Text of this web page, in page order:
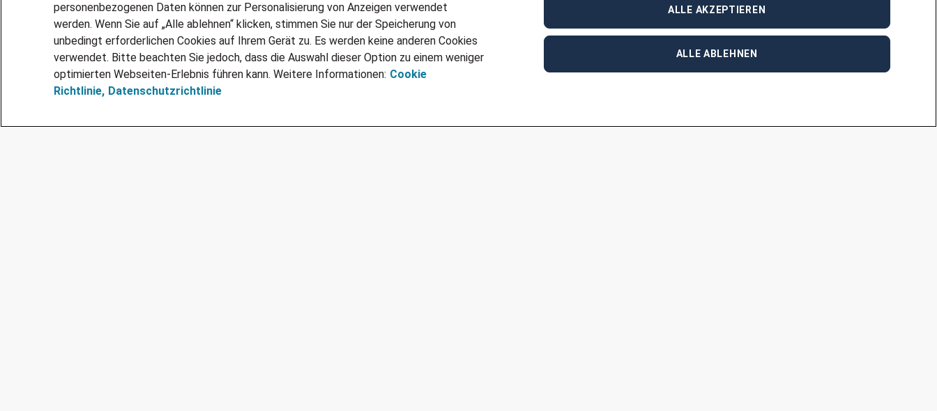
personenbezogenen Daten können zur Personalisierung von Anzeigen verwendet
werden. Wenn Sie auf „Alle ablehnen“ klicken, stimmen Sie nur der Speicherung von
unbedingt erforderlichen Cookies auf Ihrem Gerät zu. Es werden keine anderen Cookies
verwendet. Bitte beachten Sie jedoch, dass die Auswahl dieser Option zu einem weniger
optimierten Webseiten-Erlebnis führen kann. Weitere Informationen: Cookie
Richtlinie, Datenschutzrichtlinie
ALLE ABLEHNEN
ALLE AKZEPTIEREN